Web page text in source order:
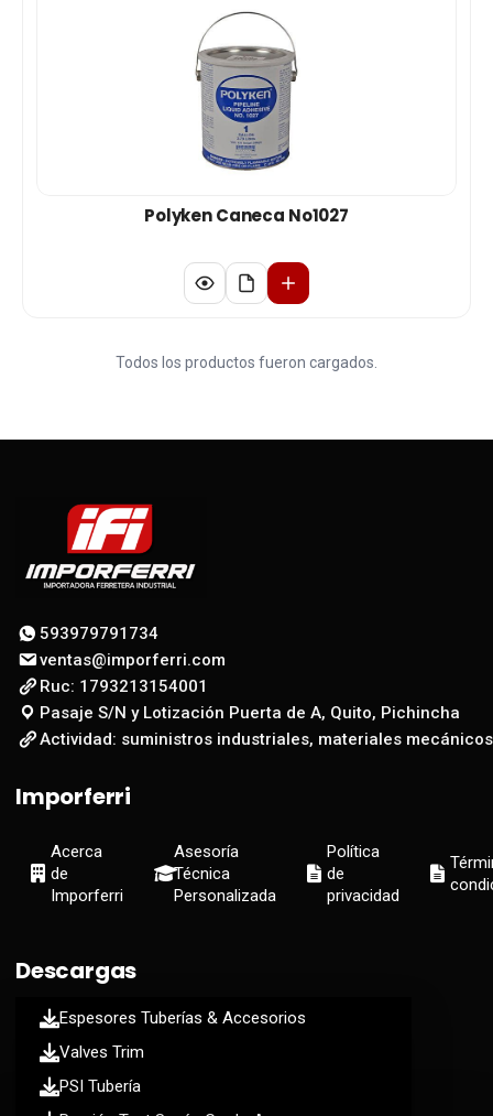
Polyken Caneca No1027
Todos los productos fueron cargados.
593979791734
ventas@imporferri.com
Ruc: 1793213154001
Pasaje S/N y Lotización Puerta de A, Quito, Pichincha
Actividad: suministros industriales, materiales
Imporferri
Acerca
de
Imporferri
Asesoría
Técnica
Personalizada
Política
de
privacidad
Descargas
Espesores Tuberías & Accesorios
Valves Trim
PSI Tubería